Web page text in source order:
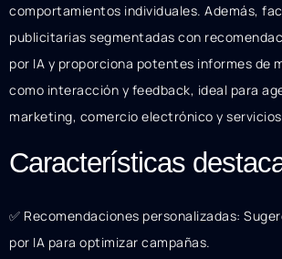
comportamientos individuales. Además,
publicitarias segmentadas con
por IA y proporciona potentes informes de
como interacción y feedback, ideal para
marketing, comercio electrónico y
Características
✅ Recomendaciones personalizadas:
por IA para optimizar campañas.